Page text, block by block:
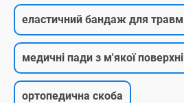
еластичний бандаж для травм
медичні пади з м'якої поверхні
ортопедична скоба